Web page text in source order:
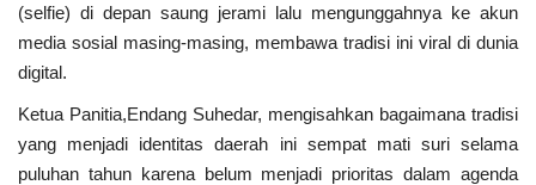
Polri
Olahraga
Ekonomi
(selfie) di depan saung jerami lalu mengunggahnya ke akun
media sosial masing-masing, membawa tradisi ini viral di dunia
digital.
Ketua Panitia,Endang Suhedar, mengisahkan bagaimana tradisi
yang menjadi identitas daerah ini sempat mati suri selama
puluhan tahun karena belum menjadi prioritas dalam agenda